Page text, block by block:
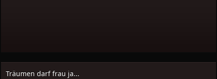
Träumen darf frau ja...